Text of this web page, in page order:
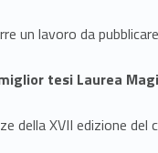
un lavoro da
tesi Laurea
della XVII edizione